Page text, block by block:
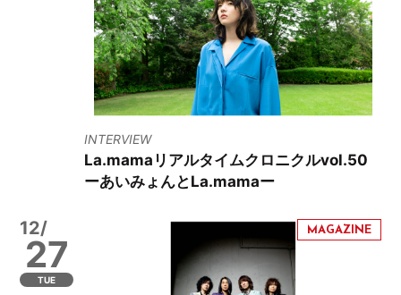
INTERVIEW
La.mamaリアルタイムクロニクルvol.50
ーあいみょんとLa.mamaー
12/
27
TUE